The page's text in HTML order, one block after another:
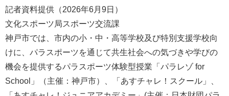
記者資料提供（2026年6月9日）
文化スポーツ局スポーツ交流課
神戸市では、市内の小・中・高等学校及び特別支援学校向
けに、パラスポーツを通じて共生社会への気づきや学びの
機会を提供するパラスポーツ体験型授業「パラレゾ for
School」（主催：神戸市）、「あすチャレ！スクール」、